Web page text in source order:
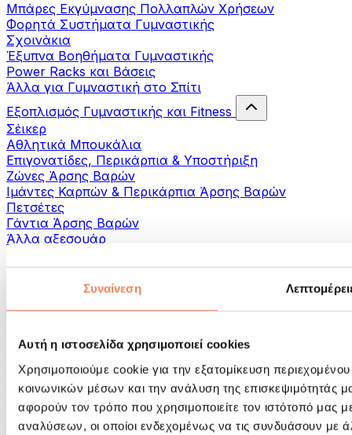
Συναίνεση
Αυτή η ιστοσελίδα χρησιμοποιεί cookies
Χρησιμοποιούμε cookie για την εξατομίκευση
κοινωνικών μέσων και την ανάλυση της επισκεψιμότητάς
αφορούν τον τρόπο που χρησιμοποιείτε τον ιστότοπό μας
αναλύσεων, οι οποίοι ενδεχομένως να τις συνδυάσουν με
Μπάρες Εκγύμνασης Πολλαπλών Χρήσεων
Φορητά Συστήματα Γυμναστικής
Σχοινάκια
Έξυπνα Βοηθήματα Γυμναστικής
Power Racks και Βάσεις
Άλλα για Γυμναστική στο Σπίτι
Εξοπλισμός Γυμναστικής και Fitness
Σέικερ
Αθλητικά Μπουκάλια
Επιγονατίδες, Περικάρπια & Υποστήριξη
Ζώνες Άρσης Βαρών
Ιμάντες Καρπών & Περικάρπια Άρσης Βαρών
Πετσέτες
Γάντια Άρσης Βαρών
Άλλα αξεσουάρ
Βοηθήματα- αποκατάστασης
Πιστόλια μασάζ
Εργαλεία μασάζ
Κύλινδροι Αφρού & Εξοπλισμός Μασάζ
Τσάντες & σακίδια πλάτης
Τσάντες τροφίμων & αξεσουάρ
Σάκοι Γυμναστικής
Σακίδια πλάτης
Αξεσουάρ με βάση τη δραστηριότητα